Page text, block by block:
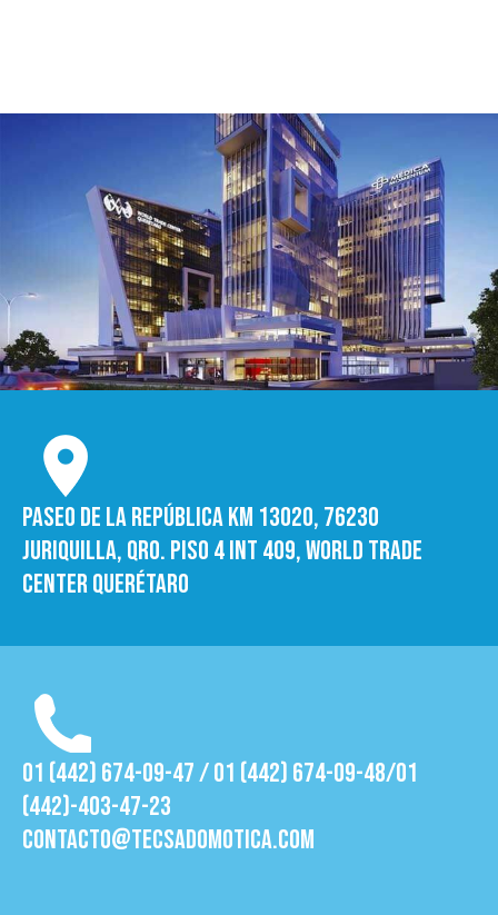
Paseo de la República Km 13020, 76230
Juriquilla, Qro. Piso 4 int 409, World trade
Center Querétaro
01 (442) 674-09-47 / 01 (442) 674-09-48/01
(442)-403-47-23
contacto@tecsadomotica.com